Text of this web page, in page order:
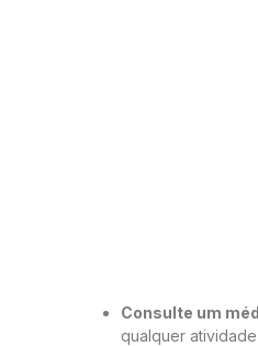
Consulte um
qualquer